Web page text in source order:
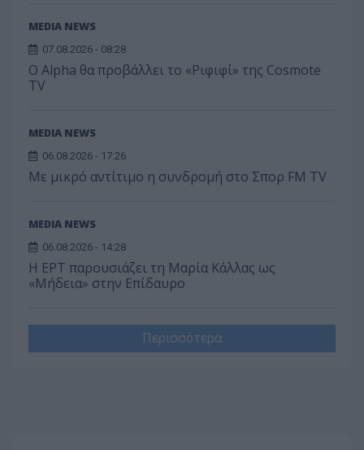
MEDIA NEWS
07.08.2026 - 08:28
Ο Alpha θα προβάλλει το «Ριφιφί» της Cosmote
TV
MEDIA NEWS
06.08.2026 - 17:26
Με μικρό αντίτιμο η συνδρομή στο Σπορ FM TV
MEDIA NEWS
06.08.2026 - 14:28
Η ΕΡΤ παρουσιάζει τη Μαρία Κάλλας ως
«Μήδεια» στην Επίδαυρο
Περισσότερα